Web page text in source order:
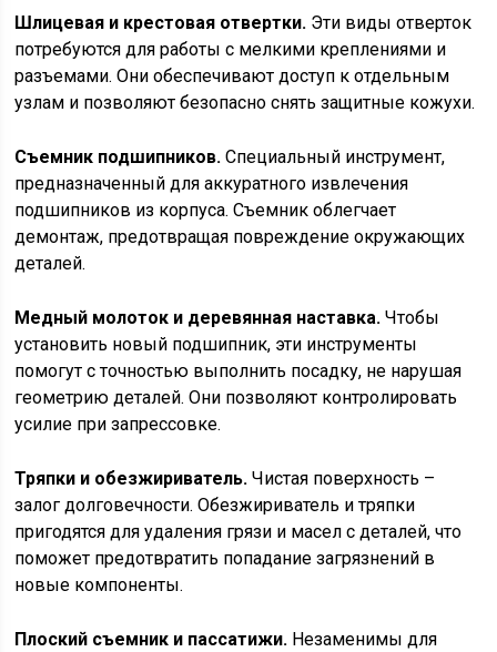
Шлицевая и крестовая отвертки. Эти виды отверток
потребуются для работы с мелкими креплениями и
разъемами. Они обеспечивают доступ к отдельным
узлам и позволяют безопасно снять защитные кожухи.
Съемник подшипников. Специальный инструмент,
предназначенный для аккуратного извлечения
подшипников из корпуса. Съемник облегчает
демонтаж, предотвращая повреждение окружающих
деталей.
Медный молоток и деревянная наставка. Чтобы
установить новый подшипник, эти инструменты
помогут с точностью выполнить посадку, не нарушая
геометрию деталей. Они позволяют контролировать
усилие при запрессовке.
Тряпки и обезжириватель. Чистая поверхность –
залог долговечности. Обезжириватель и тряпки
пригодятся для удаления грязи и масел с деталей, что
поможет предотвратить попадание загрязнений в
новые компоненты.
Плоский съемник и пассатижи. Незаменимы для